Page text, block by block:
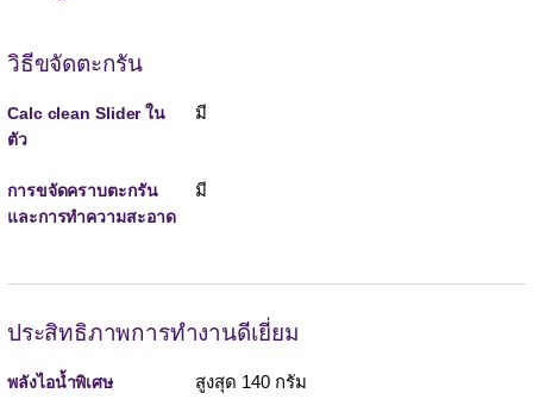
วิธีขจัดตะกรัน
Calc clean Slider ใน
ตัว
มี
การขจัดคราบตะกรัน
และการทำความสะอาด
มี
ประสิทธิภาพการทำงานดีเยี่ยม
พลังไอน้ำพิเศษ สูงสุด 140 กรัม